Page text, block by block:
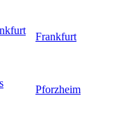
Frankfurt
Pforzheim